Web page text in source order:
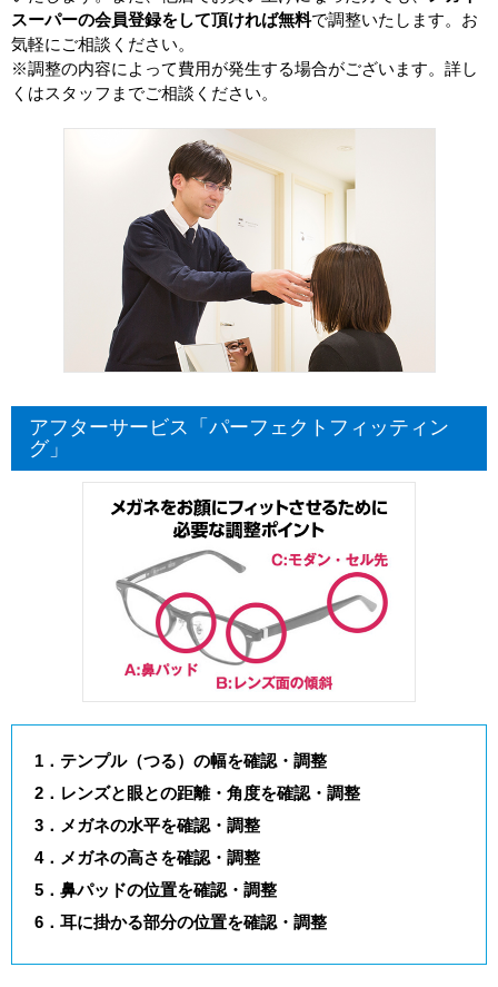
スーパーの会員登録をして頂ければ無料で調整いたします。お
気軽にご相談ください。
※調整の内容によって費用が発生する場合がございます。詳し
くはスタッフまでご相談ください。
アフターサービス「パーフェクトフィッティン
グ」
1．テンプル（つる）の幅を確認・調整
2．レンズと眼との距離・角度を確認・調整
3．メガネの水平を確認・調整
4．メガネの高さを確認・調整
5．鼻パッドの位置を確認・調整
6．耳に掛かる部分の位置を確認・調整